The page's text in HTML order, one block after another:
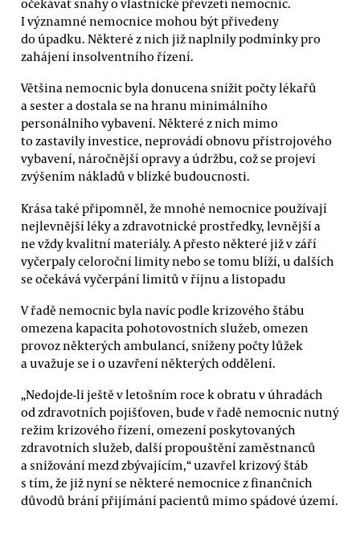
I významné nemocnice mohou být přivedeny
do úpadku. Některé z nich již naplnily podmínky pro
zahájení insolventního řízení.
Většina nemocnic byla donucena snížit počty lékařů
a sester a dostala se na hranu minimálního
personálního vybavení. Některé z nich mimo
to zastavily investice, neprovádí obnovu přístrojového
vybavení, náročnější opravy a údržbu, což se projeví
zvýšením nákladů v blízké budoucnosti.
Krása také připomněl, že mnohé nemocnice používají
nejlevnější léky a zdravotnické prostředky, levnější a
ne vždy kvalitní materiály. A přesto některé již v září
vyčerpaly celoroční limity nebo se tomu blíží, u dalších
se očekává vyčerpání limitů v říjnu a listopadu
V řadě nemocnic byla navíc podle krizového štábu
omezena kapacita pohotovostních služeb, omezen
provoz některých ambulancí, sníženy počty lůžek
a uvažuje se i o uzavření některých oddělení.
„Nedojde-li ještě v letošním roce k obratu v úhradách
od zdravotních pojišťoven, bude v řadě nemocnic nutný
režim krizového řízení, omezení poskytovaných
zdravotních služeb, další propouštění zaměstnanců
a snižování mezd zbývajícím,“ uzavřel krizový štáb
s tím, že již nyní se některé nemocnice z finančních
důvodů brání přijímání pacientů mimo spádové území.